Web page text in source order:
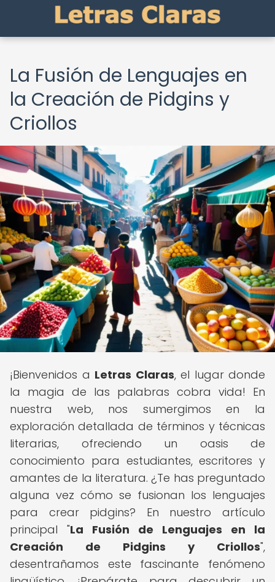
La Fusión de Lenguajes en
la Creación de Pidgins y
Criollos
¡Bienvenidos a Letras Claras, el lugar donde
la magia de las palabras cobra vida! En
nuestra web, nos sumergimos en la
exploración detallada de términos y técnicas
literarias, ofreciendo un oasis de
conocimiento para estudiantes, escritores y
amantes de la literatura. ¿Te has preguntado
alguna vez cómo se fusionan los lenguajes
para crear pidgins? En nuestro artículo
principal "La Fusión de Lenguajes en la
Creación de Pidgins y Criollos",
desentrañamos este fascinante fenómeno